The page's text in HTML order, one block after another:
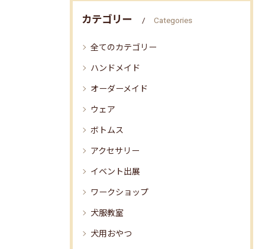
カテゴリー Categories
全てのカテゴリー
ハンドメイド
オーダーメイド
ウェア
ボトムス
アクセサリー
イベント出展
ワークショップ
犬服教室
犬用おやつ